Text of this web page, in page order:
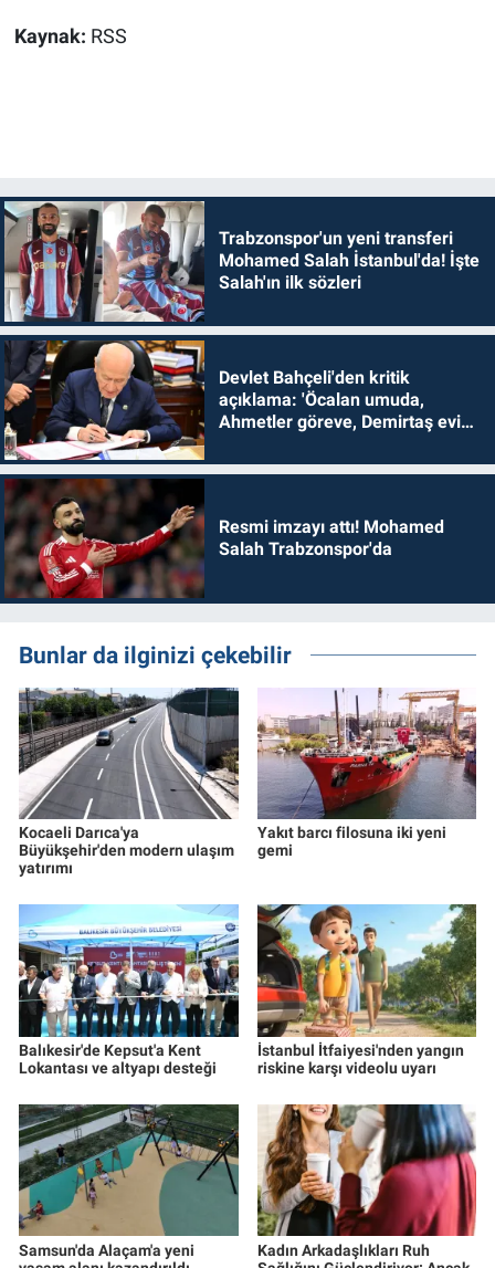
Kaynak: RSS
Trabzonspor'un yeni transferi
Mohamed Salah İstanbul'da! İşte
Salah'ın ilk sözleri
Devlet Bahçeli'den kritik
açıklama: 'Öcalan umuda,
Ahmetler göreve, Demirtaş evine
Resmi imzayı attı! Mohamed
Salah Trabzonspor'da
Bunlar da ilginizi çekebilir
Kocaeli Darıca'ya
Büyükşehir'den modern ulaşım
yatırımı
Yakıt barcı filosuna iki yeni
gemi
Balıkesir'de Kepsut'a Kent
Lokantası ve altyapı desteği
İstanbul İtfaiyesi'nden yangın
riskine karşı videolu uyarı
Samsun'da Alaçam'a yeni
Kadın Arkadaşlıkları Ruh